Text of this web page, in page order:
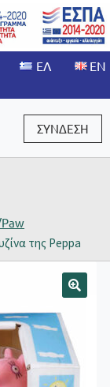
ΣΥΝΔΕΣΗ
της Peppa